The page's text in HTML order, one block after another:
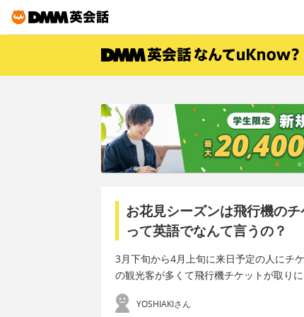
お花見シーズンは飛行機の
って英語でなんて言うの？
3月下旬から4月上旬に来日予定の人にチ
の観光客が多くて飛行機チケットが取りに
YOSHIAKIさん